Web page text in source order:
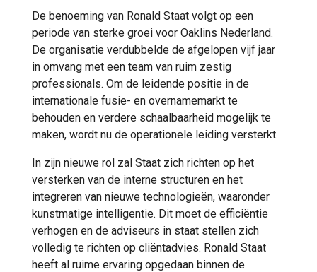
De benoeming van Ronald Staat volgt op een
periode van sterke groei voor Oaklins Nederland.
De organisatie verdubbelde de afgelopen vijf jaar
in omvang met een team van ruim zestig
professionals. Om de leidende positie in de
internationale fusie- en overnamemarkt te
behouden en verdere schaalbaarheid mogelijk te
maken, wordt nu de operationele leiding versterkt.
In zijn nieuwe rol zal Staat zich richten op het
versterken van de interne structuren en het
integreren van nieuwe technologieën, waaronder
kunstmatige intelligentie. Dit moet de efficiëntie
verhogen en de adviseurs in staat stellen zich
volledig te richten op cliëntadvies. Ronald Staat
heeft al ruime ervaring opgedaan binnen de